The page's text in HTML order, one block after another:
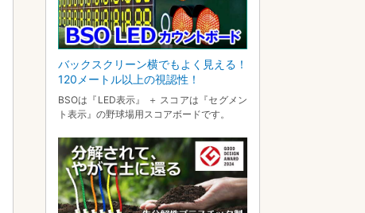
バックスクリーン横でもよく見える！
120メートル以上の視認性！
BSOは『LED表示』 ＋ スコアは『セグメン
ト表示』の野球場用スコアボードです。